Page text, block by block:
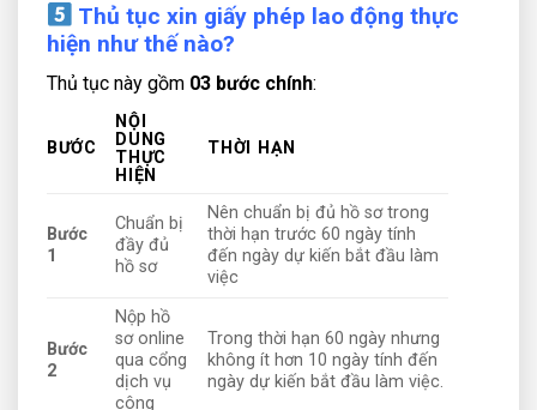
Thủ tục xin giấy phép lao động thực
hiện như thế nào?
Thủ tục này gồm 03 bước chính:
BƯỚC
NỘI
DUNG
THỰC
HIỆN
THỜI HẠN
Bước
1
Chuẩn bị
đầy đủ
hồ sơ
Nên chuẩn bị đủ hồ sơ trong
thời hạn trước 60 ngày tính
đến ngày dự kiến bắt đầu làm
việc
Bước
2
Nộp hồ
sơ online
qua cổng
dịch vụ
công
Trong thời hạn 60 ngày nhưng
không ít hơn 10 ngày tính đến
ngày dự kiến bắt đầu làm việc.